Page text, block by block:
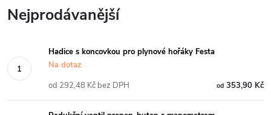
Nejprodávanější
Hadice s koncovkou pro plynové hořáky Festa
Na dotaz
od353,90 Kč
od 292,48 Kč bez DPH